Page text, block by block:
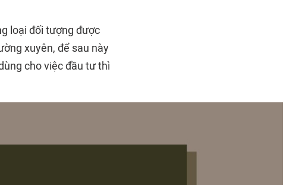
loại đối tượng được
xuyên, để sau này
cho việc đầu tư thì